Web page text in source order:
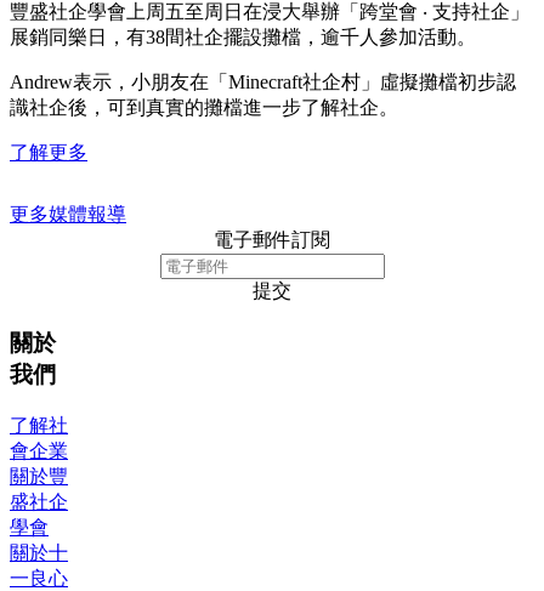
豐盛社企學會上周五至周日在浸大舉辦「跨堂會 ‧ 支持社企」
展銷同樂日，有38間社企擺設攤檔，逾千人參加活動。
Andrew表示，小朋友在「Minecraft社企村」虛擬攤檔初步認
識社企後，可到真實的攤檔進一步了解社企。
了解更多
更多媒體報導
電子郵件訂閱
提交
關於
我們
了解社
會企業
關於豐
盛社企
學會
關於十
一良心